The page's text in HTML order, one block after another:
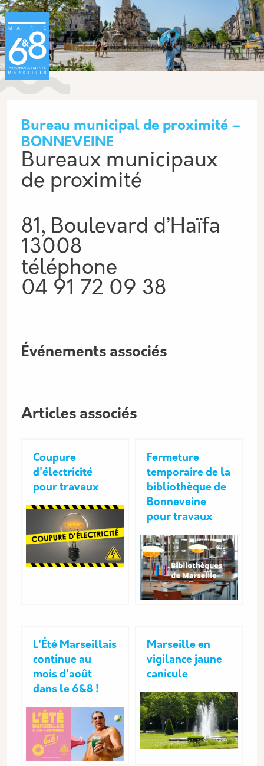
Aller au contenu principal
Bureau municipal de proximité –
BONNEVEINE
Bureaux municipaux
de proximité
81, Boulevard d’Haïfa
13008
téléphone
04 91 72 09 38
Événements associés
Articles associés
Coupure
d'électricité
pour travaux
Fermeture
temporaire de la
bibliothèque de
Bonneveine
pour travaux
L'Été Marseillais
continue au
mois d'août
dans le 6&8 !
Marseille en
vigilance jaune
canicule
Panneau de gestion des cookies